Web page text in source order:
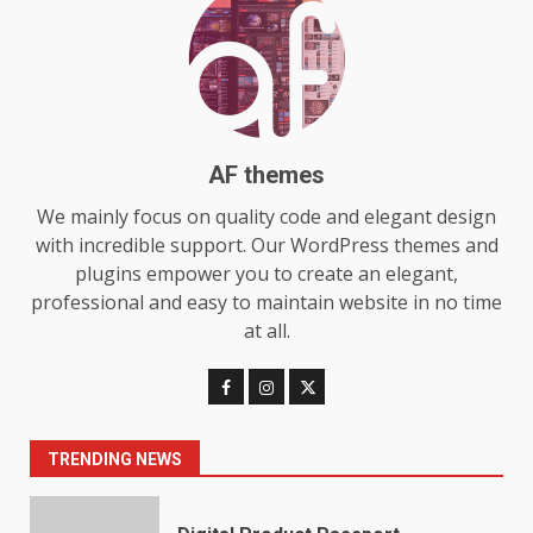
AF themes
We mainly focus on quality code and elegant design
with incredible support. Our WordPress themes and
plugins empower you to create an elegant,
professional and easy to maintain website in no time
at all.
TRENDING NEWS
The Standout Qualities That
Make MyoGlow a Unique Choice
July 29, 2026
7
Choosing a Portable Power
Station for Camping: Key
Features and Buying Tips
July 28, 2026
1
Loss: The Truthful Guide to
Understanding Its Benefits and